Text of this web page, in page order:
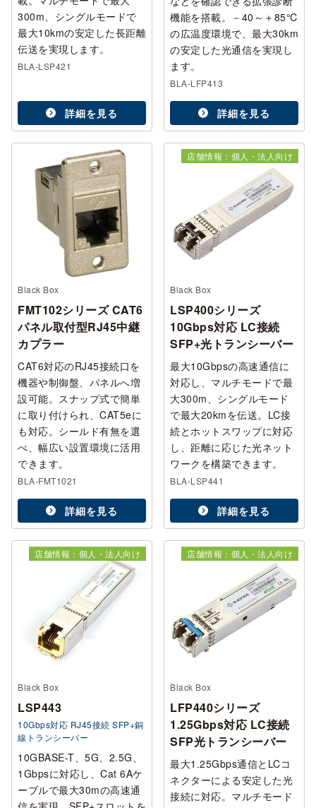
300m、シングルモードで
最大10kmの安定した長距離
伝送を実現します。
BLA-LSP421
詳細を見る
機能を搭載。－40～＋85℃
の広温度環境で、最大30km
の安定した光通信を実現し
ます。
BLA-LFP413
詳細を見る
Black Box
FMT102シリーズ CAT6
パネル取付型RJ45中継
カプラー
CAT6対応のRJ45接続口を
機器や制御盤、パネルへ増
設可能。スナップ式で簡単
に取り付けられ、CAT5eに
も対応。シールド有無を選
べ、幅広い設置環境に活用
できます。
BLA-FMT1021
詳細を見る
店舗情報：個人・法人向け
Black Box
LSP400シリーズ
10Gbps対応 LC接続
SFP+光トランシーバー
最大10Gbpsの高速通信に
対応し、マルチモードで最
大300m、シングルモード
で最大20kmを伝送。LC接
続とホットスワップに対応
し、距離に応じた光ネット
ワークを構築できます。
BLA-LSP441
詳細を見る
店舗情報：個人・法人向け
Black Box
LSP443
10Gbps対応 RJ45接続 SFP+銅
線トランシーバー
10GBASE-T、5G、2.5G、
1Gbpsに対応し、Cat 6Aケ
ーブルで最大30mの高速通
店舗情報：個人・法人向け
Black Box
LFP440シリーズ
1.25Gbps対応 LC接続
SFP光トランシーバー
最大1.25Gbps通信とLCコ
ネクターによる安定した光
接続に対応。マルチモード